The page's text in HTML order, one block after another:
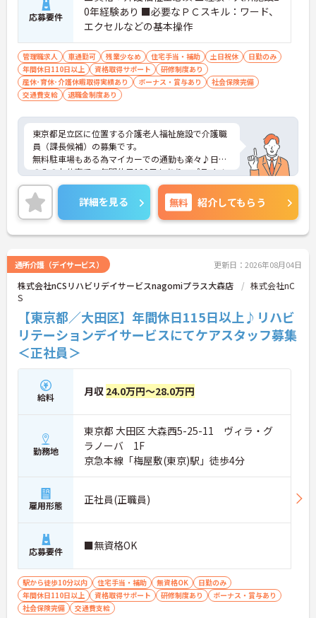
応募要件
0年経験あり ■必要なＰＣスキル：ワード、
エクセルなどの基本操作
管理職求人 車通勤可 残業少なめ 住宅手当・補助 土日祝休
日勤のみ
年間休日110日以上
資格取得サポート
研修制度あり
産休･育休･介護休暇取得実績あり
ボーナス・賞与あり
社会保険完備
交通費支給
退職金制度あり
東京都足立区に位置する介護老人福祉施設で介護職
員（課長候補）の募集です。
無料駐車場もある為マイカーでの通勤も楽々♪日勤
のみのお仕事で、年間休日120日もあり、プライベ
ートとの両立を目指す方におすすめの環境です◎ま
た昇給や賞与制度があり、頑張りが評価されてしっ
かりと職員に還元されます。さらに福利厚生も充実
しているのは嬉しいポイントです◎
こちらの求人にご興味がございましたら面接のポイ
ます。
詳細を見る 無料 紹介してもらう
通所介護（デイサービス） 更新日：2026年08月04日
株式会社nCSリハビリデイサービスnagomiプラス大森店
株式会社nC
S
【東京都／大田区】年間休日115日以上♪リハビ
リテーションデイサービスにてケアスタッフ募集
＜正社員＞
給料 月収 24.0万円～28.0万円
勤務地
東京都 大田区 大森西5-25-11 ヴィラ・グ
ラノーバ 1F
京急本線「梅屋敷(東京)駅」徒歩4分
雇用形態 正社員(正職員)
応募要件 ■無資格OK
駅から徒歩10分以内 住宅手当・補助 無資格OK
日勤のみ
年間休日110日以上
資格取得サポート 研修制度あり
ボーナス・賞与あり
社会保険完備
交通費支給